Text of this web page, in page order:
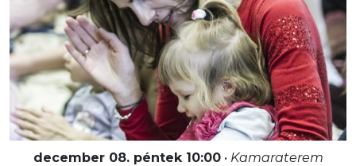
december 08. péntek 10:00• Kamaraterem